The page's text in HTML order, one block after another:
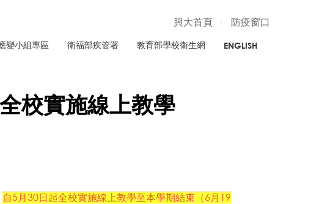
興大首頁 防疫窗口
變小組專區 衛福部疾管署 教育部學校衛生網 ENGLISH
校實施線上教學
自5月30日起全校實施線上教學至本學期結束（6月19